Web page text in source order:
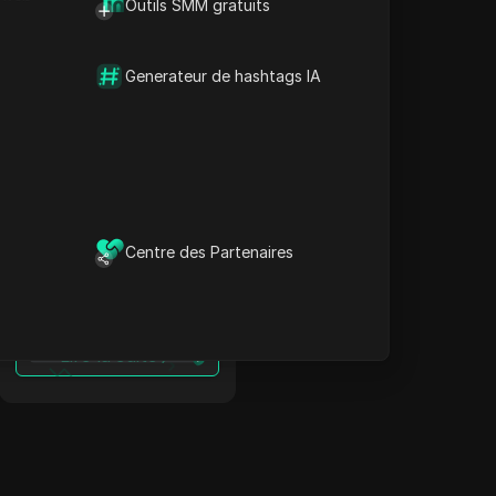
Outils SMM gratuits
Generateur de hashtags IA
Centre des Partenaires
Contourner les
Indonésie : Proxy
Contourner les
restrictions en Islande :